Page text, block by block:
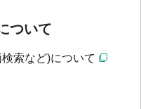
ついて
索など)について